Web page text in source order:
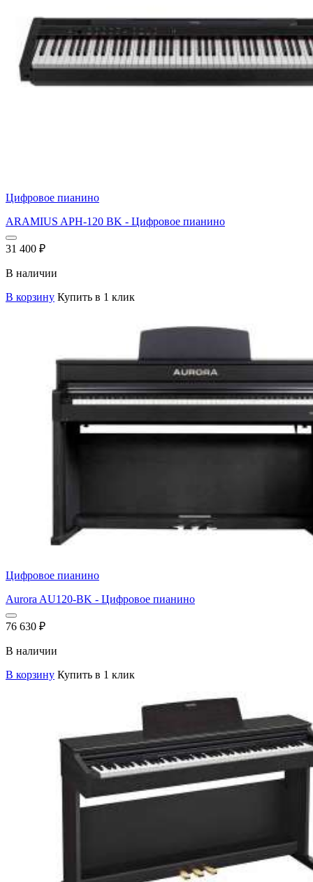
Цифровое пианино
ARAMIUS APH-120 BK - Цифровое пианино
31 400 ₽
В наличии
В корзину Купить в 1 клик
Цифровое пианино
Aurora AU120-BK - Цифровое пианино
76 630 ₽
В наличии
В корзину Купить в 1 клик